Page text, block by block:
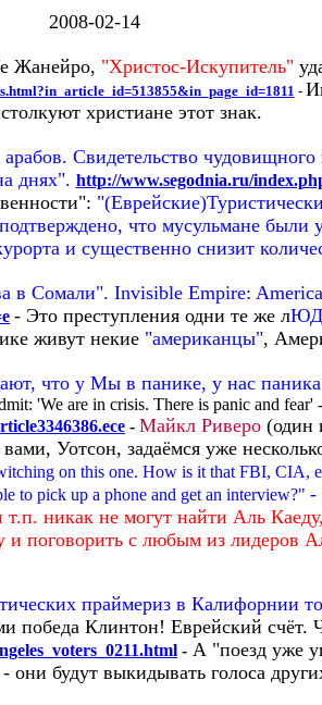
2008-02-14
Жанейро, "Христос-Искупитель"
-
христиане этот знак.
Свидетельство
днях". http://www.segodnia.ru/
что мусульмане были
и существенно снизит
в Сомали". Invisible Empire:
- Это преступления одни те же л
живут некие "американцы",
что у Мы в панике, у нас
'We are in crisis. There is panic and fear' -
- Майкл Риверо (один
Уотсон, задаёмся уже
on this one. How is it that FBI, CIA,
to pick up a phone and get an interview?" -
никак не могут найти Аль
и поговорить с любым из лидеров
праймериз в Калифорнии
победа Клинтон! Еврейский счёт.
- А "поезд уже
они будут выкидывать голоса